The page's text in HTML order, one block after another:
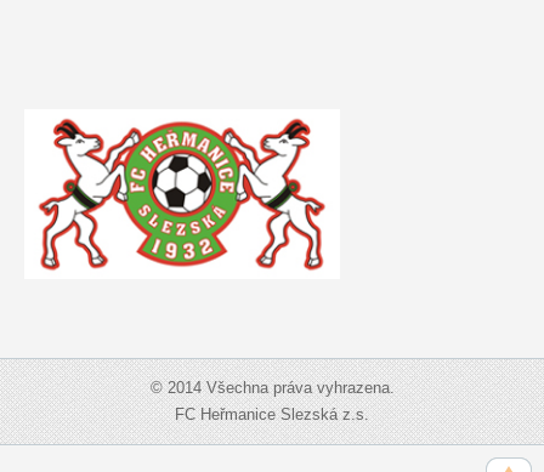
© 2014 Všechna práva vyhrazena.
FC Heřmanice Slezská z.s.